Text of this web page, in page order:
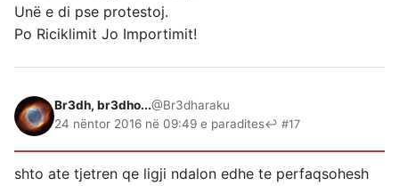
Unë e di pse protestoj.
Po Riciklimit Jo Importimit!
Br3dh, br3dho...@Br3dharaku
24 nëntor 2016 në 09:49 e paradites↩ #17
shto ate tjetren qe ligji ndalon edhe te perfaqsohesh